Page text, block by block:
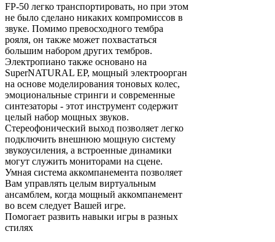
FP-50 легко транспортировать, но при этом
не было сделано никаких компромиссов в
звуке. Помимо превосходного тембра
рояля, он также может похвастаться
большим набором других тембров.
Электропиано также основано на
SuperNATURAL EP, мощный электроорган
на основе моделирования тоновых колес,
эмоциональные стринги и современные
синтезаторы - этот инструмент содержит
целый набор мощных звуков.
Стереофонический выход позволяет легко
подключить внешнюю мощную систему
звукоусиления, а встроенные динамики
могут служить мониторами на сцене.
Умная система аккомпанемента позволяет
Вам управлять целым виртуальным
ансамблем, когда мощный аккомпанемент
во всем следует Вашей игре.
Помогает развить навыки игры в разных
стилях